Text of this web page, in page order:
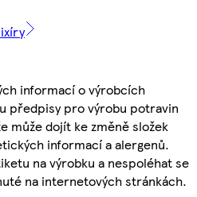
informací o výrobcích
předpisy pro výrobu potravin
může dojít ke změně složek
informací a alergenů.
na výrobku a nespoléhat se
na internetových stránkách.